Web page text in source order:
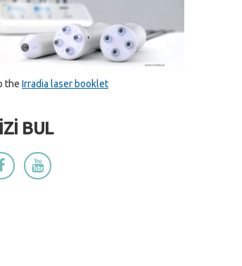
the Irradia laser booklet
BUL